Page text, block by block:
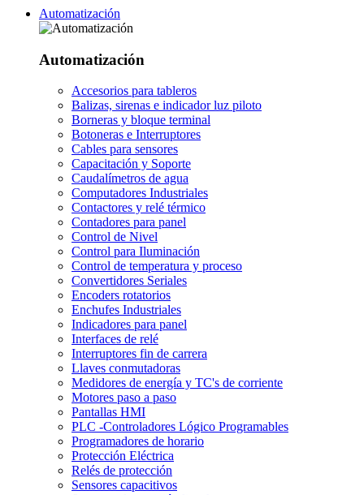
Automatización
Automatización
Accesorios para tableros
Balizas, sirenas e indicador luz piloto
Borneras y bloque terminal
Botoneras e Interruptores
Cables para sensores
Capacitación y Soporte
Caudalímetros de agua
Computadores Industriales
Contactores y relé térmico
Contadores para panel
Control de Nivel
Control para Iluminación
Control de temperatura y proceso
Convertidores Seriales
Encoders rotatorios
Enchufes Industriales
Indicadores para panel
Interfaces de relé
Interruptores fin de carrera
Llaves conmutadoras
Medidores de energía y TC's de corriente
Motores paso a paso
Pantallas HMI
PLC -Controladores Lógico Programables
Programadores de horario
Protección Eléctrica
Relés de protección
Sensores capacitivos